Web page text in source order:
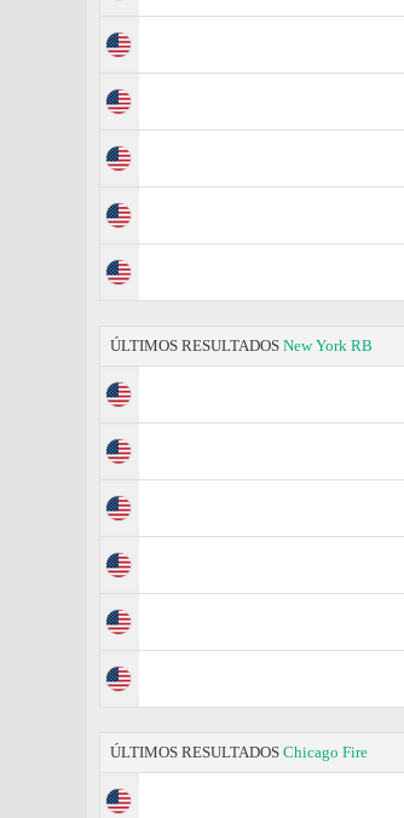
ÚLTIMOS RESULTADOS New York RB
ÚLTIMOS RESULTADOS Chicago Fire